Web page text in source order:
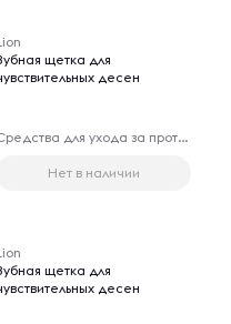
щетка для
десен
Средства для ухода за протезами
Нет в наличии
щетка для
десен